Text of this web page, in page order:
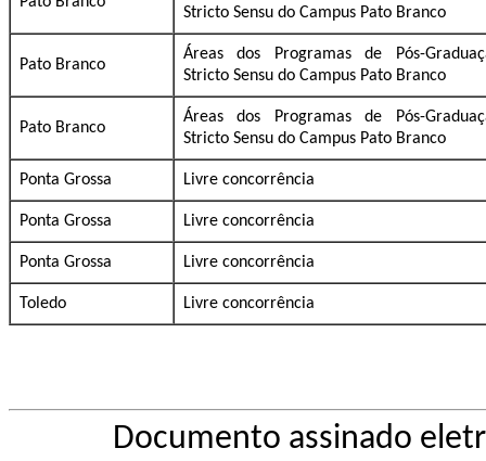
Stricto Sensu do Campus Pato Branco
Pato Branco
Áreas dos Programas de Pós-
Stricto Sensu do Campus Pato Branco
Pato Branco
Áreas dos Programas de Pós-
Stricto Sensu do Campus Pato Branco
Ponta Grossa Livre concorrência
Ponta Grossa Livre concorrência
Ponta Grossa Livre concorrência
Toledo Livre concorrência
Documento assinado